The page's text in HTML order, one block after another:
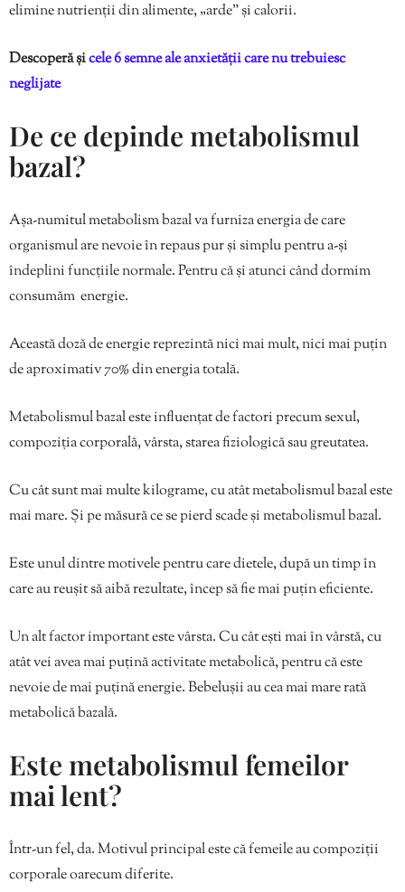
elimine nutrienții din alimente, „arde” și calorii.
Descoperă șicele 6 semne ale anxietății care nu trebuiesc
neglijate
De ce depinde metabolismul
bazal?
Așa-numitul metabolism bazal va furniza energia de care
organismul are nevoie în repaus pur și simplu pentru a-și
îndeplini funcțiile normale. Pentru că și atunci când dormim
consumăm energie.
Această doză de energie reprezintă nici mai mult, nici mai puțin
de aproximativ 70% din energia totală.
Metabolismul bazal este influențat de factori precum sexul,
compoziția corporală, vârsta, starea fiziologică sau greutatea.
Cu cât sunt mai multe kilograme, cu atât metabolismul bazal este
mai mare. Și pe măsură ce se pierd scade și metabolismul bazal.
Este unul dintre motivele pentru care dietele, după un timp în
care au reușit să aibă rezultate, încep să fie mai puțin eficiente.
Un alt factor important este vârsta. Cu cât ești mai în vârstă, cu
atât vei avea mai puțină activitate metabolică, pentru că este
nevoie de mai puțină energie. Bebelușii au cea mai mare rată
metabolică bazală.
Este metabolismul femeilor
mai lent?
Într-un fel, da. Motivul principal este că femeile au compoziții
corporale oarecum diferite.